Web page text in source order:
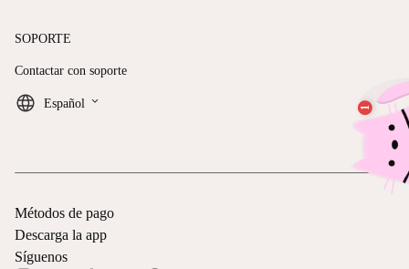
SOPORTE
Contactar con soporte
Español keyboard_arrow_down
Métodos de pago
Descarga la app
Síguenos